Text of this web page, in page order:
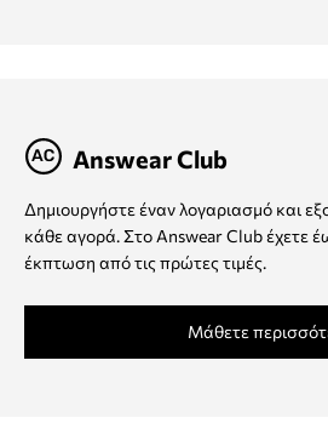
Answear Club
Δημιουργήστε έναν λογαριασμό και
κάθε αγορά. Στο Answear Club έχετε
έκπτωση από τις πρώτες τιμές.
Μάθετε